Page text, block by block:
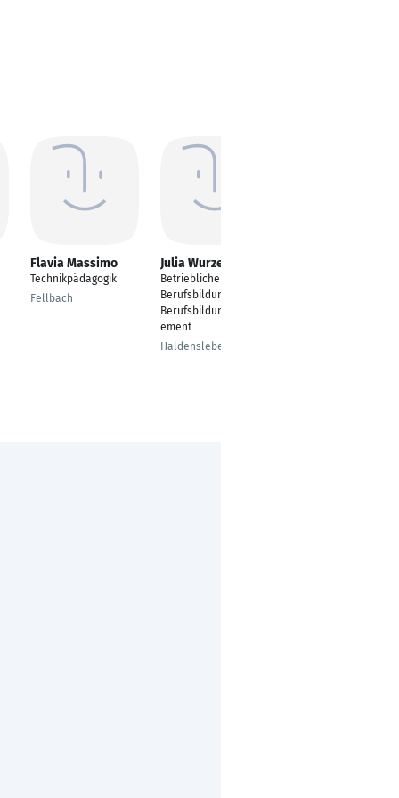
Flavia Massimo
Technikpädagogik
Fellbach
Julia Wurzel
Betriebliche
Berufsbildung und
Berufsbildungsmanag
ement
Haldensleben I